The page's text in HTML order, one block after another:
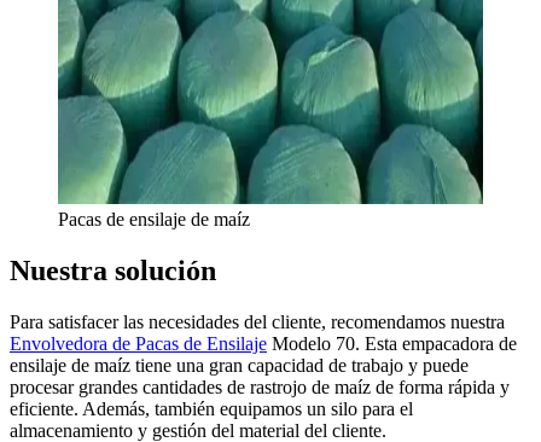
Pacas de ensilaje de maíz
Nuestra solución
Para satisfacer las necesidades del cliente, recomendamos nuestra
Envolvedora de Pacas de Ensilaje Modelo 70. Esta empacadora de
ensilaje de maíz tiene una gran capacidad de trabajo y puede
procesar grandes cantidades de rastrojo de maíz de forma rápida y
eficiente. Además, también equipamos un silo para el
almacenamiento y gestión del material del cliente.